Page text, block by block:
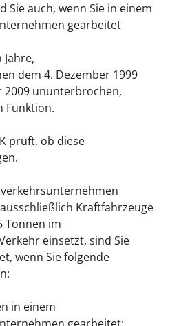
Sie auch, wenn Sie in einem
gearbeitet
dem 4. Dezember 1999
2009 ununterbrochen,
Funktion.
prüft, ob diese
Kraftfahrzeuge
Tonnen im
einsetzt, sind Sie
wenn Sie folgende
in einem